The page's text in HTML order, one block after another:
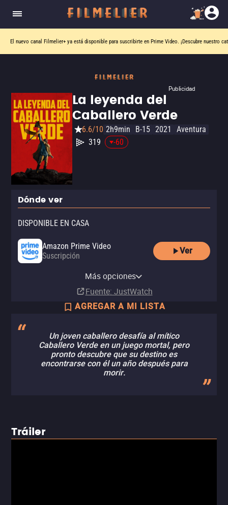
El nuevo canal Filmelier+ ya está disponible para suscribirte en Prime Video. ¡Descubre nuestro
Publicidad
La leyenda del
Caballero Verde
6.6/10 2h9min B-15 2021
Aventura
319
-60
Dónde ver
DISPONIBLE EN CASA
Amazon Prime Video
Suscripción
Ver
Amazon Video
Apple TV Store
Claro video
Más opciones
Fuente: JustWatch
AGREGAR A MI LISTA
Un joven caballero desafía al mítico
Caballero Verde en un juego mortal, pero
pronto descubre que su destino es
encontrarse con él un año después para
morir.
Tráiler